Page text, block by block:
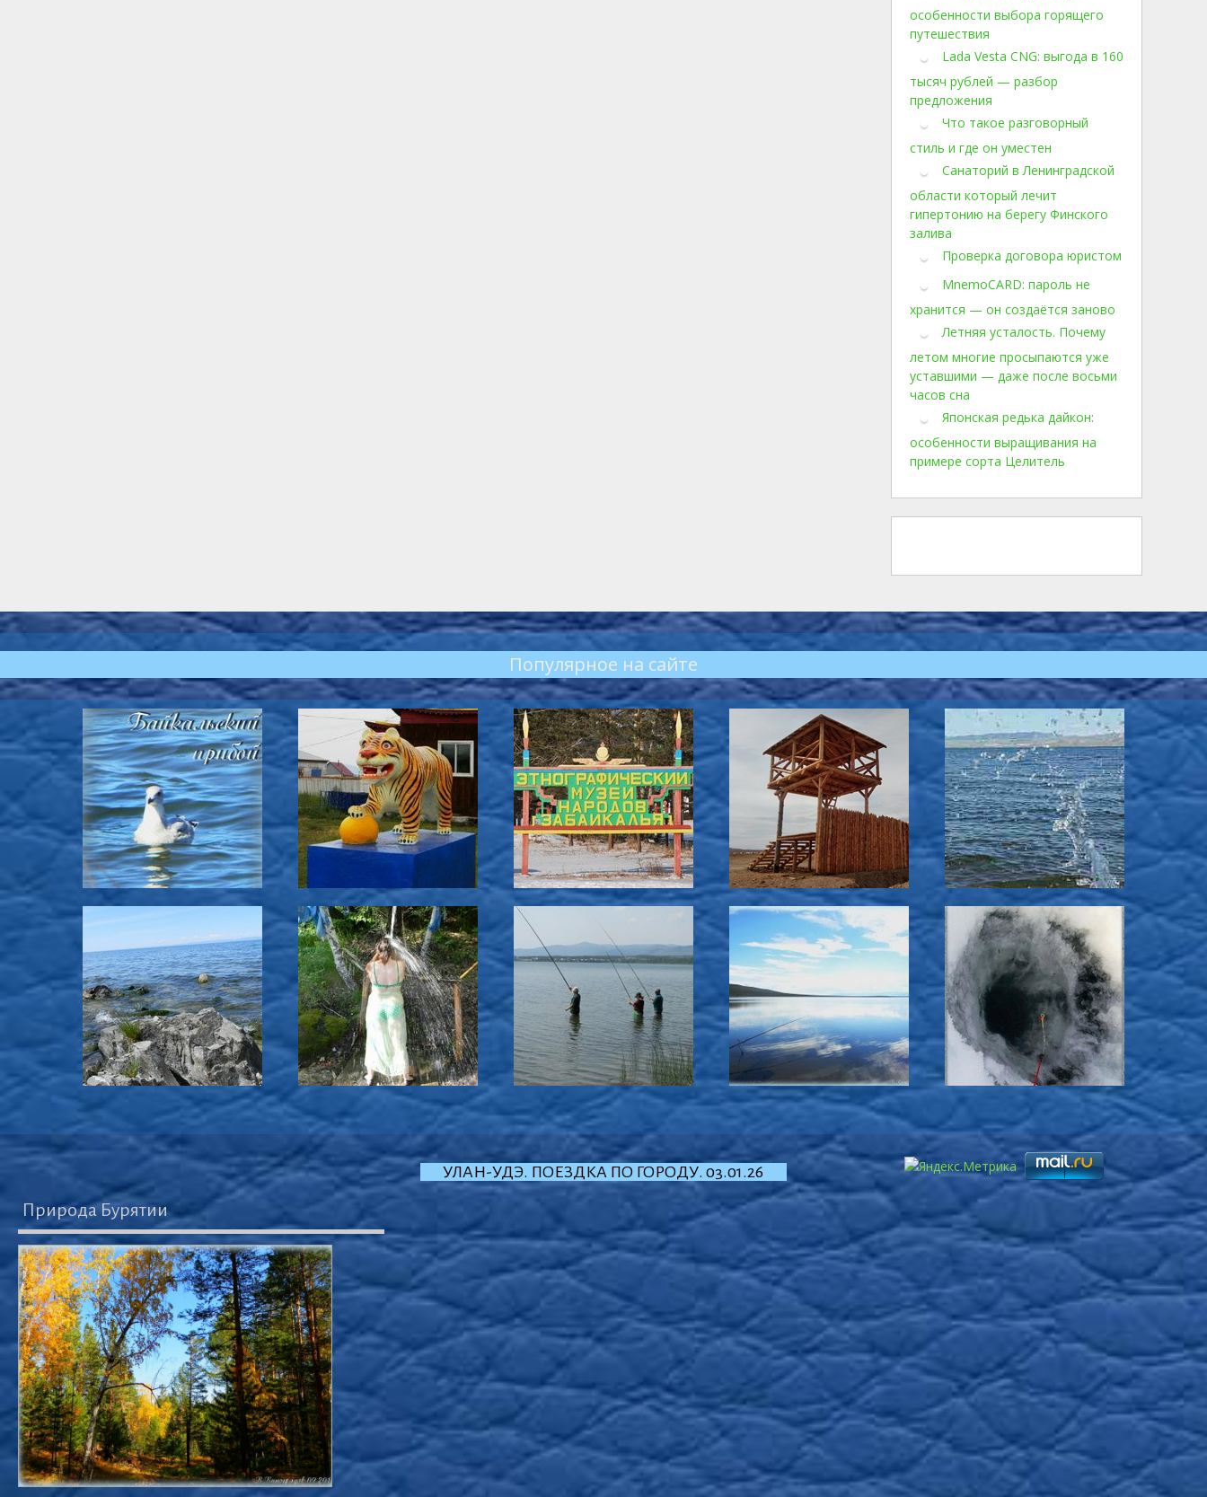
особенности выбора горящего
путешествия
Lada Vesta CNG: выгода в 160
тысяч рублей — разбор
предложения
Что такое разговорный
стиль и где он уместен
Санаторий в Ленинградской
области который лечит
гипертонию на берегу Финского
залива
Проверка договора юристом
MnemoCARD: пароль не
хранится — он создаётся заново
Летняя усталость. Почему
летом многие просыпаются уже
уставшими — даже после восьми
часов сна
Японская редька дайкон:
особенности выращивания на
примере сорта Целитель
Популярное на сайте
Природа Бурятии
УЛАН-УДЭ. ПОЕЗДКА ПО ГОРОДУ. 03.01.26